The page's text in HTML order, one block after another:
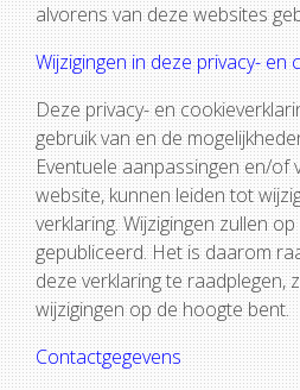
alvorens van deze websites
Wijzigingen in deze privacy- en
Deze privacy- en
gebruik van en de
Eventuele aanpassingen en/of
website, kunnen leiden tot
verklaring. Wijzigingen zullen
gepubliceerd. Het is daarom
deze verklaring te raadplegen,
wijzigingen op de hoogte bent.
Contactgegevens